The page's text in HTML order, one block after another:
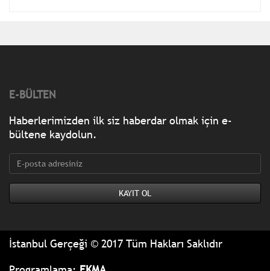
E-BÜLTEN
Haberlerimizden ilk siz haberdar olmak için e-
bültene kaydolun.
İstanbul Gerçeği © 2017 Tüm Hakları Saklıdır